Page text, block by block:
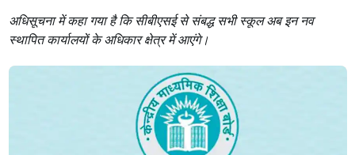
अधिसूचना में कहा गया है कि सीबीएसई से संबद्ध सभी स्कूल अब इन नव
स्थापित कार्यालयों के अधिकार क्षेत्र में आएंगे।